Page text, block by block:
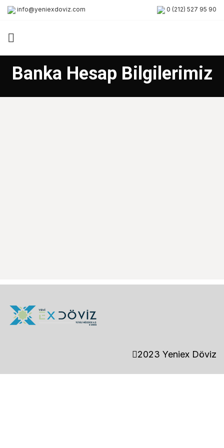
info@yeniexdoviz.com 0 (212) 527 95 90
Banka Hesap Bilgilerimiz
2023 Yeniex Döviz